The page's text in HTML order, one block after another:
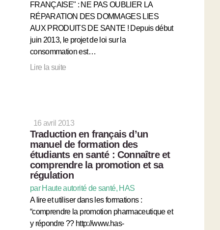
FRANÇAISE" : NE PAS OUBLIER LA
RÉPARATION DES DOMMAGES LIES
AUX PRODUITS DE SANTE ! Depuis début
juin 2013, le projet de loi sur la
consommation est…
Lire la suite
16 avril 2013
Traduction en français d’un
manuel de formation des
étudiants en santé : Connaître et
comprendre la promotion et sa
régulation
par Haute autorité de santé, HAS
A lire et utiliser dans les formations :
“comprendre la promotion pharmaceutique et
y répondre ?? http://www.has-